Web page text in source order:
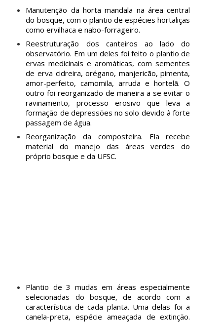
Manutenção da horta mandala na área central
do bosque, com o plantio de espécies hortaliças
comoervilhaca e nabo-forrageiro.
Reestruturação dos canteiros ao lado do
observatório. Em um deles foi feito o plantio de
ervas medicinais e aromáticas, com sementes
de erva cidreira, orégano, manjericão, pimenta,
amor-perfeito, camomila, arruda e hortelã. O
outro foi reorganizado de maneira a se evitar o
ravinamento, processo erosivo que leva a
formação de depressões no solo devido à forte
passagem de água.
Reorganização da composteira. Ela recebe
material do manejo das áreas verdes do
próprio bosque e da UFSC.
Plantio de 3 mudas em áreas especialmente
selecionadas do bosque, de acordo com a
característica de cada planta. Uma delas foi a
canela-preta, espécie ameaçada de extinção.